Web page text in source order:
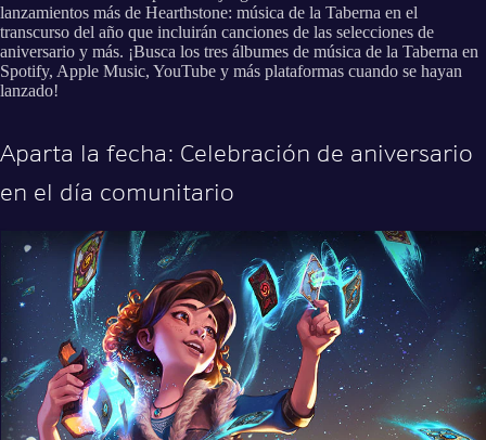
lanzamientos más de Hearthstone: música de la Taberna en el
transcurso del año que incluirán canciones de las selecciones de
aniversario y más. ¡Busca los tres álbumes de música de la Taberna en
Spotify, Apple Music, YouTube y más plataformas cuando se hayan
lanzado!
Aparta la fecha: Celebración de aniversario
en el día comunitario